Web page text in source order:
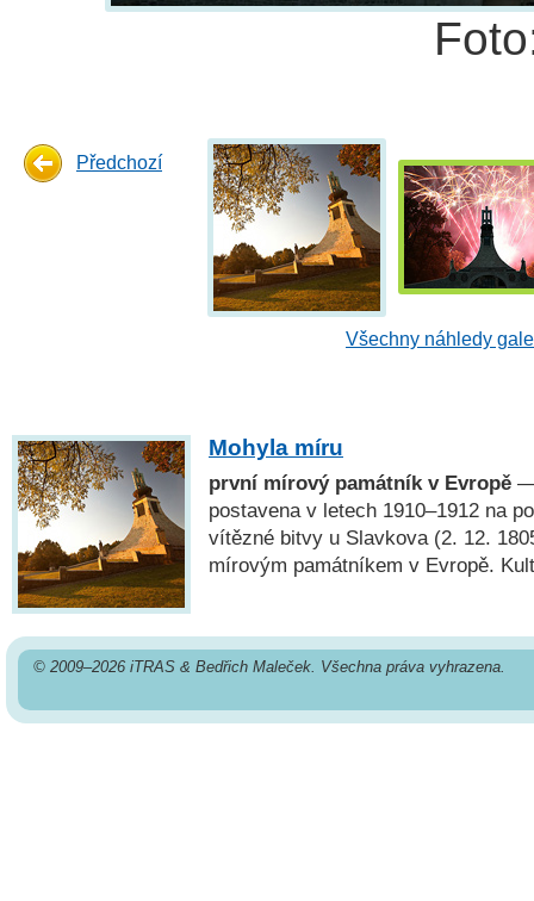
Předchozí
Všechny náhledy
Mohyla míru
první mírový památník v Evropě —
postavena v letech 1910–1912 na
vítězné bitvy u Slavkova (2. 12.
mírovým památníkem v Evropě.
© 2009–2026 iTRAS & Bedřich Maleček. Všechna práva vyhrazena.